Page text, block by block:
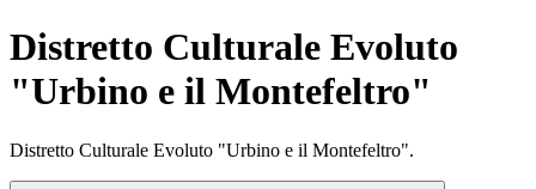
Distretto Culturale Evoluto
"Urbino e il Montefeltro"
Distretto Culturale Evoluto "Urbino e il Montefeltro".